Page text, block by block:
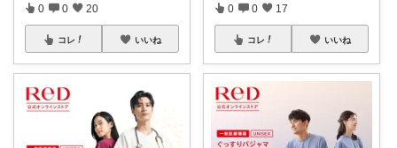
0 0 20
コレ いいね
0 0 17
コレ いいね